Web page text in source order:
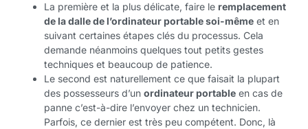
La première et la plus délicate, faire le remplacement
de la dalle de l’ordinateur portable soi-même et en
suivant certaines étapes clés du processus. Cela
demande néanmoins quelques tout petits gestes
techniques et beaucoup de patience.
Le second est naturellement ce que faisait la plupart
des possesseurs d’un ordinateur portable en cas de
panne c’est-à-dire l’envoyer chez un technicien.
Parfois, ce dernier est très peu compétent. Donc, là